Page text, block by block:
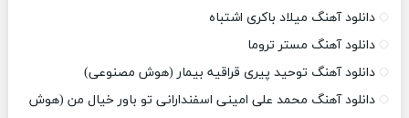
دانلود آهنگ میلاد باکری اشتباه
دانلود آهنگ مستر تروما
دانلود آهنگ توحید پیری قراقیه بیمار (هوش مصنوعی)
دانلود آهنگ محمد علی امینی اسفندارانی تو باور خیال من (هوش